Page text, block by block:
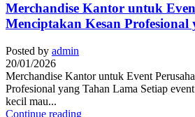
Merchandise Kantor untuk
Menciptakan Kesan Profesional
Posted by admin
20/01/2026
Merchandise Kantor untuk Event
Profesional yang Tahan Lama Setiap
kecil mau...
Continue reading